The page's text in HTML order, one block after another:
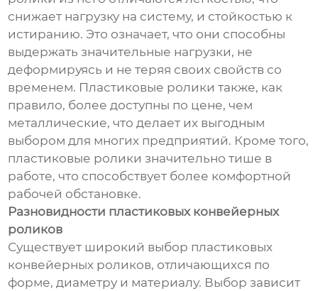
снижает нагрузку на систему, и стойкостью к
истиранию. Это означает, что они способны
выдержать значительные нагрузки, не
деформируясь и не теряя своих свойств со
временем. Пластиковые ролики также, как
правило, более доступны по цене, чем
металлические, что делает их выгодным
выбором для многих предприятий. Кроме того,
пластиковые ролики значительно тише в
работе, что способствует более комфортной
рабочей обстановке.
Разновидности пластиковых конвейерных
роликов
Существует широкий выбор пластиковых
конвейерных роликов, отличающихся по
форме, диаметру и материалу. Выбор зависит